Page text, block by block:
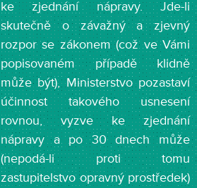
ke zjednání nápravy. Jde-li
skutečně o závažný a zjevný
rozpor se zákonem (což ve Vámi
popisovaném případě klidně
může být), Ministerstvo pozastaví
účinnost takového usnesení
rovnou, vyzve ke zjednání
nápravy a po 30 dnech může
(nepodá-li proti tomu
zastupitelstvo opravný prostředek)